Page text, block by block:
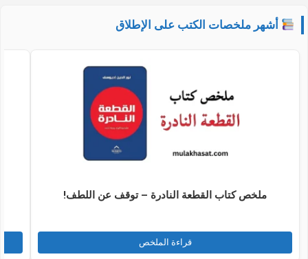
أشهر ملخصات الكتب على الإطلاق
ملخص كتاب القطعة النادرة – توقف عن اللطف!
قراءة الملخص